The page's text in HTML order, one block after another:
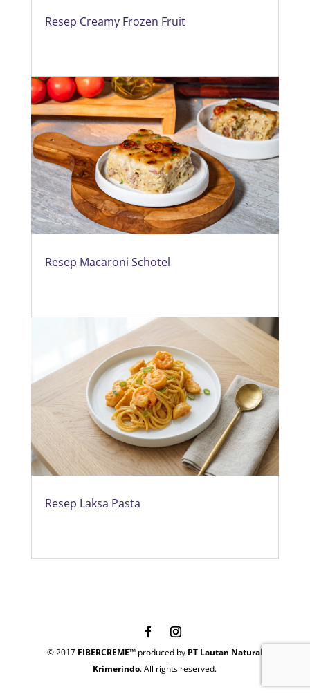
Resep Creamy Frozen Fruit
Resep Macaroni Schotel
Resep Laksa Pasta
© 2017 FIBERCREME™produced by PT Lautan Natural
Krimerindo. All rights reserved.